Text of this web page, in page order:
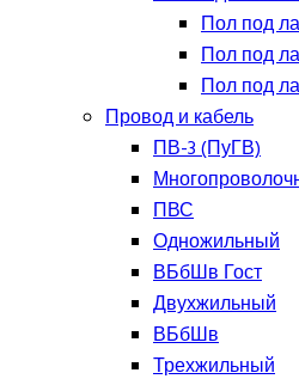
Пол под
Пол под
Пол под
Провод и кабель
ПВ-3 (ПуГВ)
ПВС
Одножильный
ВБбШв Гост
Двухжильный
ВБбШв
Трехжильный